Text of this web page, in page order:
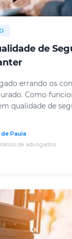
de
errando os
Como
qualidade de
Paula
de advogados